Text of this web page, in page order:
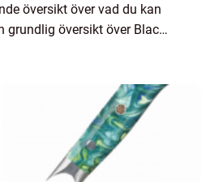
översikt över vad du kan
grundlig översikt över Black